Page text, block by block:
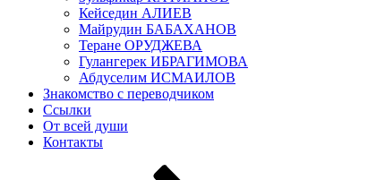
Кейседин АЛИЕВ
Майрудин БАБАХАНОВ
Теране ОРУДЖЕВА
Гулангерек ИБРАГИМОВА
Абдуселим ИСМАИЛОВ
Знакомство с переводчиком
Ссылки
От всей души
Контакты